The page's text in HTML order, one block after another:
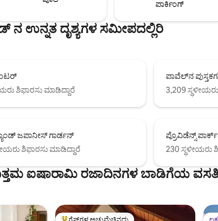
ಪಾರ್ಕಿಂಗ್
ನ ಉನ್ನತ ದೃಶ್ಯಗಳ ಸಮೀಪದಲ್ಲಿರಿ
ಶಿಫಾರಸು ಮಾಡಿದ್ದಾರೆ
ಪಾವೆಲ್‌ನ
3,209
ಜಪಾನೀಸ್ ಗಾರ್ಡನ್
ಶಿಫಾರಸು ಮಾಡಿದ್ದಾರೆ
ಪ್ರೊವಿಡೆನ್ಸ್ ಪಾರ್ಕ್
230 ಸ್ಥಳೀಯರು
ಐಷಾರಾಮಿ ರಜಾದಿನಗಳ ಬಾಡಿಗೆಯ